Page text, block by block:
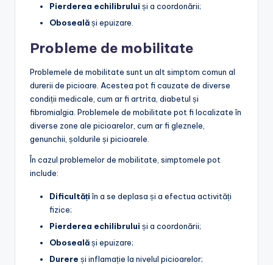
Pierderea echilibrului și a coordonării;
Obosealăși epuizare.
Probleme de mobilitate
Problemele de mobilitate sunt un alt simptom comun al
durerii de picioare. Acestea pot fi cauzate de diverse
condiții medicale, cum ar fi artrita, diabetul și
fibromialgia. Problemele de mobilitate pot fi localizate în
diverse zone ale picioarelor, cum ar fi gleznele,
genunchii, șoldurile și picioarele.
În cazul problemelor de mobilitate, simptomele pot
include:
Dificultățiîn a se deplasa și a efectua activități
fizice;
Pierderea echilibrului și a coordonării;
Obosealăși epuizare;
Durere și inflamație la nivelul picioarelor;